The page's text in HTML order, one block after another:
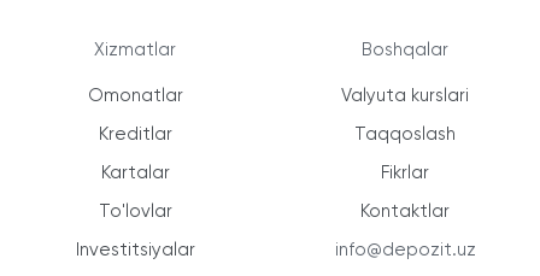
Xizmatlar
Omonatlar
Kreditlar
Kartalar
To'lovlar
Investitsiyalar
Boshqalar
Valyuta kurslari
Taqqoslash
Fikrlar
Kontaktlar
info@depozit.uz